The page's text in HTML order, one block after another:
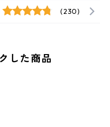
(230)
した商品